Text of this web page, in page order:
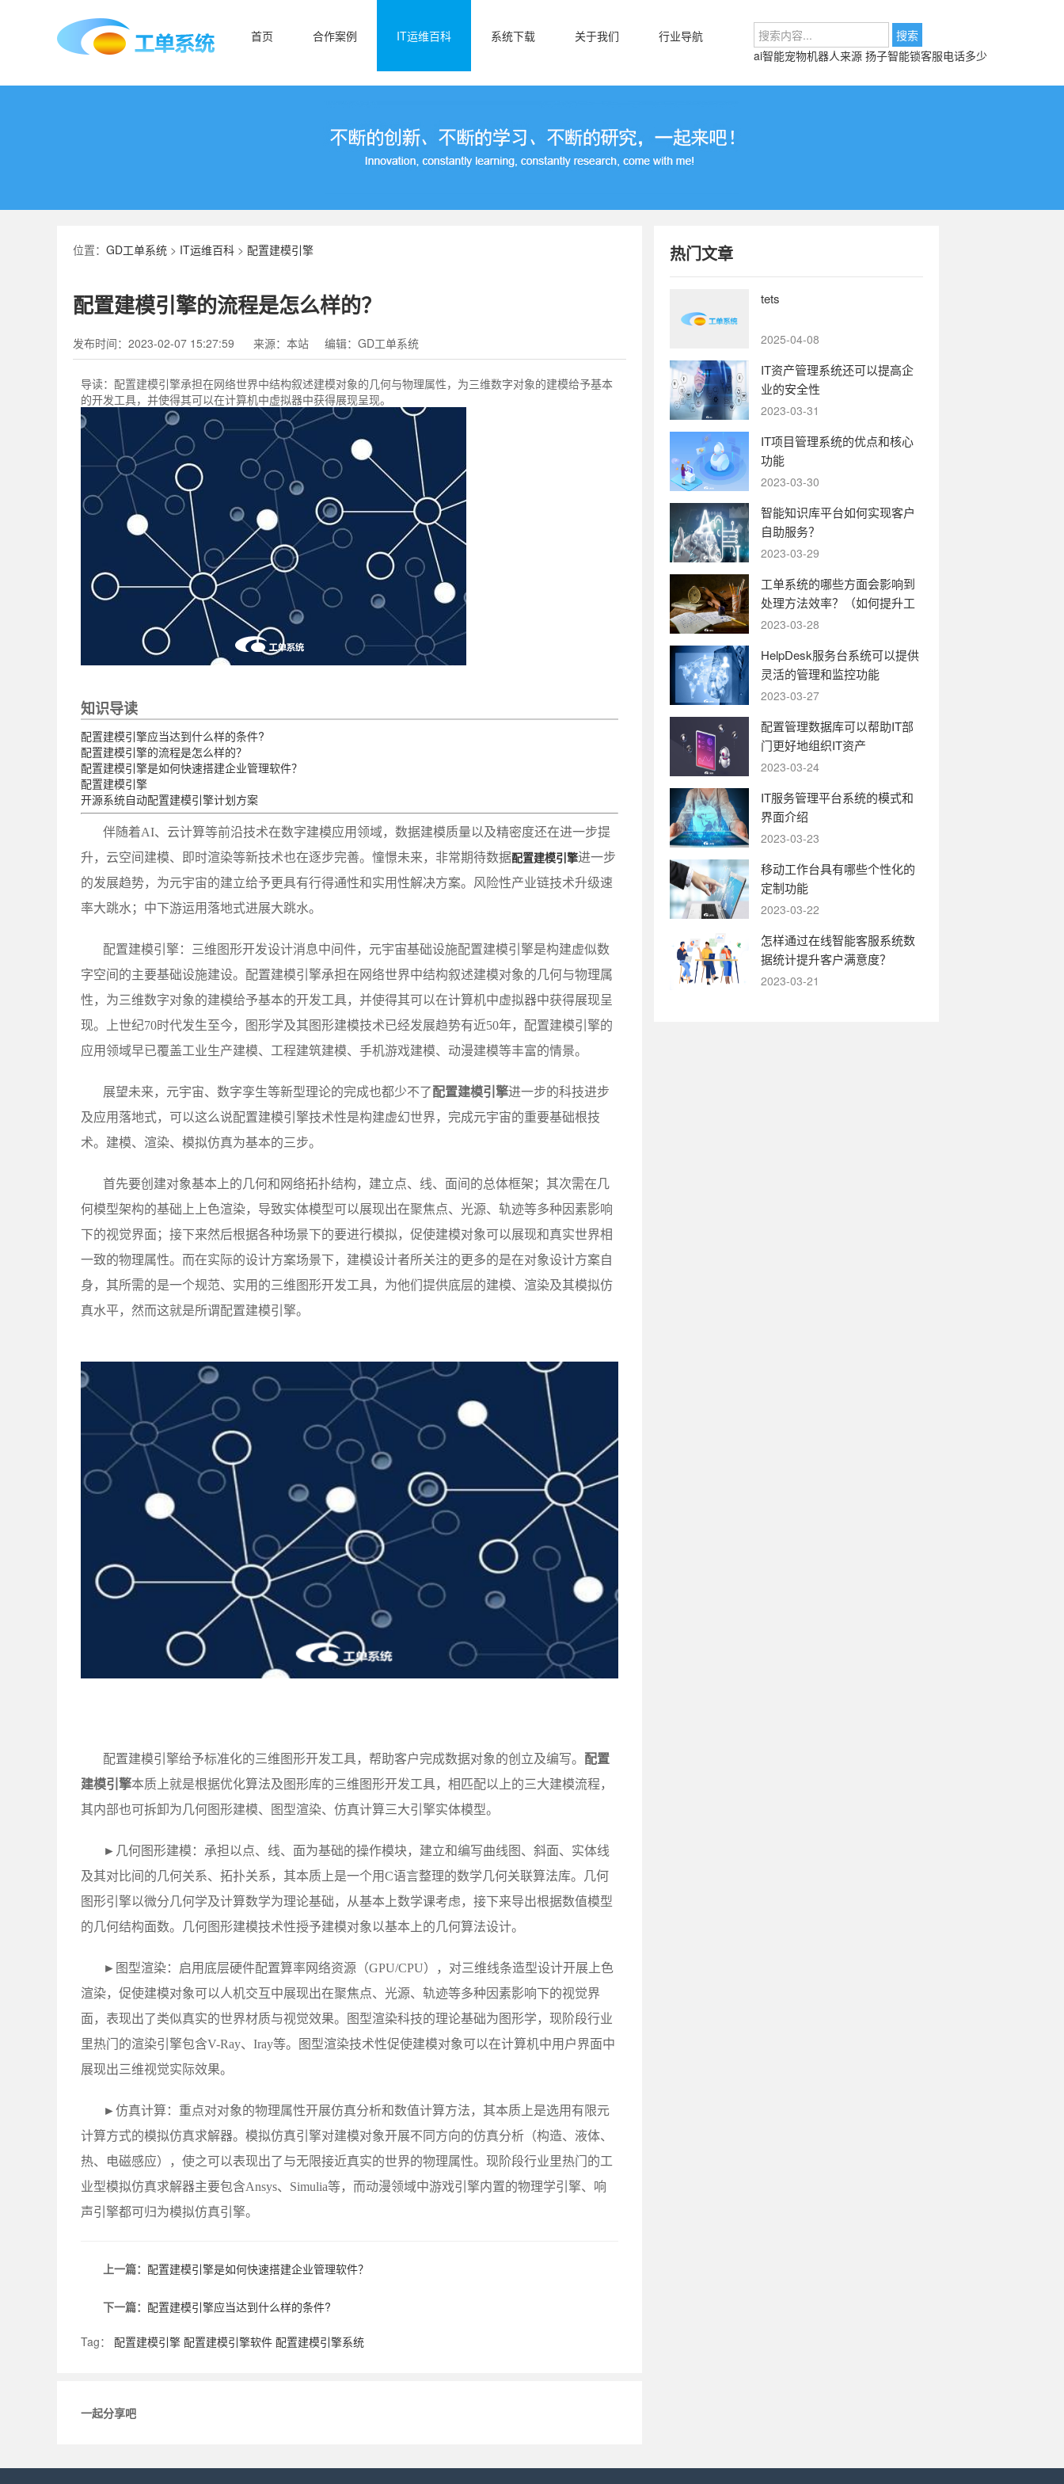
首页 合作案例 IT运维百科 系统下载 关于我们
行业导航
ai智能宠物机器人来源 扬子智能锁客服电话多少
位置： GD工单系统 > IT运维百科 > 配置建模引擎
配置建模引擎的流程是怎么样的？
发布时间：2023-02-07 15:27:59 来源：本站 编辑：GD工单系统
导读： 配置建模引擎承担在网络世界中结构叙述建模对象的几何与物理属性，为三维数字对象的建模给予基本
的开发工具，并使得其可以在计算机中虚拟器中获得展现呈现。
知识导读
配置建模引擎应当达到什么样的条件?
配置建模引擎的流程是怎么样的？
配置建模引擎是如何快速搭建企业管理软件？
配置建模引擎
开源系统自动配置建模引擎计划方案
伴随着AI、云计算等前沿技术在数字建模应用领域，数据建模质量以及精密度还在进一步提
升，云空间建模、即时渲染等新技术也在逐步完善。憧憬未来，非常期待数据配置建模引擎进一步
的发展趋势，为元宇宙的建立给予更具有行得通性和实用性解决方案。风险性产业链技术升级速
率大跳水；中下游运用落地式进展大跳水。
配置建模引擎：三维图形开发设计消息中间件，元宇宙基础设施配置建模引擎是构建虚似数
字空间的主要基础设施建设。配置建模引擎承担在网络世界中结构叙述建模对象的几何与物理属
性，为三维数字对象的建模给予基本的开发工具，并使得其可以在计算机中虚拟器中获得展现呈
现。上世纪70时代发生至今，图形学及其图形建模技术已经发展趋势有近50年，配置建模引擎的
应用领域早已覆盖工业生产建模、工程建筑建模、手机游戏建模、动漫建模等丰富的情景。
展望未来，元宇宙、数字孪生等新型理论的完成也都少不了配置建模引擎进一步的科技进步
及应用落地式，可以这么说配置建模引擎技术性是构建虚幻世界，完成元宇宙的重要基础根技
术。建模、渲染、模拟仿真为基本的三步。
首先要创建对象基本上的几何和网络拓扑结构，建立点、线、面间的总体框架；其次需在几
何模型架构的基础上上色渲染，导致实体模型可以展现出在聚焦点、光源、轨迹等多种因素影响
下的视觉界面；接下来然后根据各种场景下的要进行模拟，促使建模对象可以展现和真实世界相
一致的物理属性。而在实际的设计方案场景下，建模设计者所关注的更多的是在对象设计方案自
身，其所需的是一个规范、实用的三维图形开发工具，为他们提供底层的建模、渲染及其模拟仿
真水平，然而这就是所谓配置建模引擎。
配置建模引擎给予标准化的三维图形开发工具，帮助客户完成数据对象的创立及编写。 配置
建模引擎本质上就是根据优化算法及图形库的三维图形开发工具，相匹配以上的三大建模流程，
其内部也可拆卸为几何图形建模、图型渲染、仿真计算三大引擎实体模型。
►几何图形建模：承担以点、线、面为基础的操作模块，建立和编写曲线图、斜面、实体线
及其对比间的几何关系、拓扑关系，其本质上是一个用C语言整理的数学几何关联算法库。几何
图形引擎以微分几何学及计算数学为理论基础，从基本上数学课考虑，接下来导出根据数值模型
的几何结构面数。几何图形建模技术性授予建模对象以基本上的几何算法设计。
►图型渲染：启用底层硬件配置算率网络资源（GPU/CPU），对三维线条造型设计开展上色
渲染，促使建模对象可以人机交互中展现出在聚焦点、光源、轨迹等多种因素影响下的视觉界
面，表现出了类似真实的世界材质与视觉效果。图型渲染科技的理论基础为图形学，现阶段行业
里热门的渲染引擎包含V-Ray、Iray等。图型渲染技术性促使建模对象可以在计算机中用户界面中
展现出三维视觉实际效果。
►仿真计算：重点对对象的物理属性开展仿真分析和数值计算方法，其本质上是选用有限元
计算方式的模拟仿真求解器。模拟仿真引擎对建模对象开展不同方向的仿真分析（构造、液体、
热、电磁感应），使之可以表现出了与无限接近真实的世界的物理属性。现阶段行业里热门的工
业型模拟仿真求解器主要包含Ansys、Simulia等，而动漫领域中游戏引擎内置的物理学引擎、响
声引擎都可归为模拟仿真引擎。
上一篇： 配置建模引擎是如何快速搭建企业管理软件？
下一篇： 配置建模引擎应当达到什么样的条件?
Tag： 配置建模引擎 配置建模引擎软件 配置建模引擎系统
一起分享吧
热门文章
tets
2025-04-08
IT资产管理系统还可以提高企
业的安全性
2023-03-31
IT项目管理系统的优点和核心
功能
2023-03-30
智能知识库平台如何实现客户
自助服务？
2023-03-29
工单系统的哪些方面会影响到
处理方法效率？（如何提升工
单系统的运转效率）
2023-03-28
HelpDesk服务台系统可以提供
灵活的管理和监控功能
2023-03-27
配置管理数据库可以帮助IT部
门更好地组织IT资产
2023-03-24
IT服务管理平台系统的模式和
界面介绍
2023-03-23
移动工作台具有哪些个性化的
定制功能
2023-03-22
怎样通过在线智能客服系统数
据统计提升客户满意度？
2023-03-21